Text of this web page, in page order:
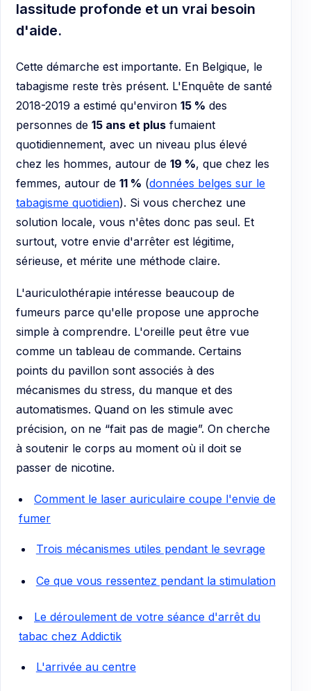
lassitude profonde et un vrai besoin
d'aide.
Cette démarche est importante. En Belgique, le
tabagisme reste très présent. L'Enquête de santé
2018-2019 a estimé qu'environ 15 % des
personnes de 15 ans et plus fumaient
quotidiennement, avec un niveau plus élevé
chez les hommes, autour de 19 %, que chez les
femmes, autour de 11 % (données belges sur le
tabagisme quotidien). Si vous cherchez une
solution locale, vous n'êtes donc pas seul. Et
surtout, votre envie d'arrêter est légitime,
sérieuse, et mérite une méthode claire.
L'auriculothérapie intéresse beaucoup de
fumeurs parce qu'elle propose une approche
simple à comprendre. L'oreille peut être vue
comme un tableau de commande. Certains
points du pavillon sont associés à des
mécanismes du stress, du manque et des
automatismes. Quand on les stimule avec
précision, on ne “fait pas de magie”. On cherche
à soutenir le corps au moment où il doit se
passer de nicotine.
Comment le laser auriculaire coupe l'envie de
fumer
Trois mécanismes utiles pendant le sevrage
Ce que vous ressentez pendant la stimulation
Le déroulement de votre séance d'arrêt du
tabac chez Addictik
L'arrivée au centre